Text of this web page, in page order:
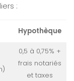
:
Hypothèque
0,5 à 0,75% +
frais notariés
et taxes